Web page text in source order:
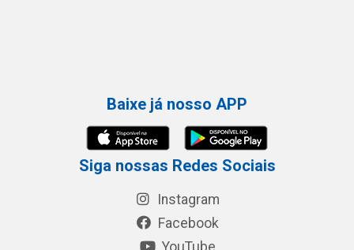
Baixe já nosso APP
Siga nossas Redes Sociais
Instagram
Facebook
YouTube